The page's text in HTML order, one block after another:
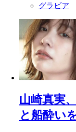
グラビア
山崎真実
と船酔い